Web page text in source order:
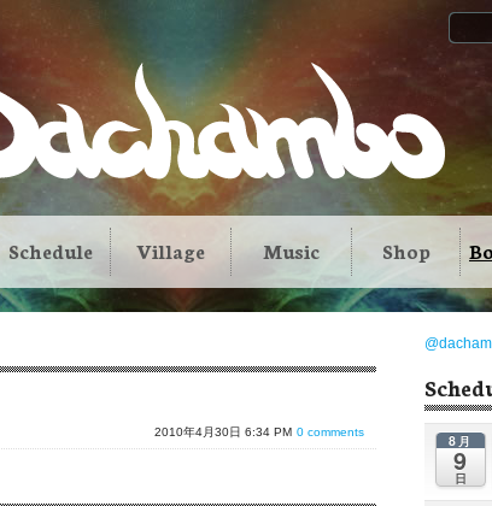
Schedule Village Music Shop
2010年4月30日 6:34 PM 0 comments 8月
9
日